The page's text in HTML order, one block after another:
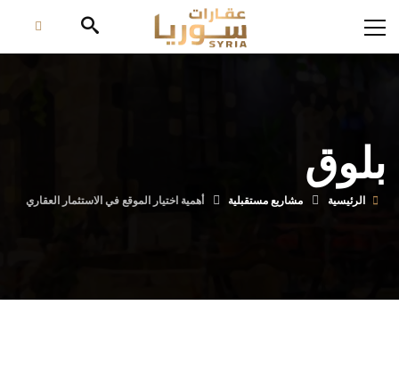
بلوق
الرئيسية مشاريع مستقبلية أهمية اختيار الموقع في الاستثمار العقاري